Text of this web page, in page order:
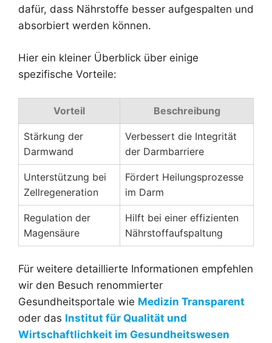
dafür, dass Nährstoffe besser aufgespalten und
absorbiert werden können.
Hier ein kleiner Überblick über einige
spezifische Vorteile:
Vorteil Beschreibung
Stärkung der
Darmwand
Verbessert die Integrität
der Darmbarriere
Unterstützung bei
Zellregeneration
Fördert Heilungsprozesse
im Darm
Regulation der
Magensäure
Hilft bei einer effizienten
Nährstoffaufspaltung
Für weitere detaillierte Informationen empfehlen
wir den Besuch renommierter
Gesundheitsportale wie Medizin Transparent
oder das Institut für Qualität und
Wirtschaftlichkeit im Gesundheitswesen